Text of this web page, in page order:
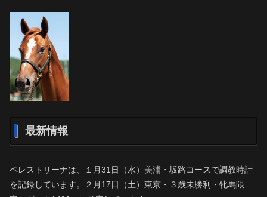
最新情報
ペレストリーナは、１月31日（水）美浦・坂路コースで調教時計
を記録しています。２月17日（土）東京・３歳未勝利・牝馬限